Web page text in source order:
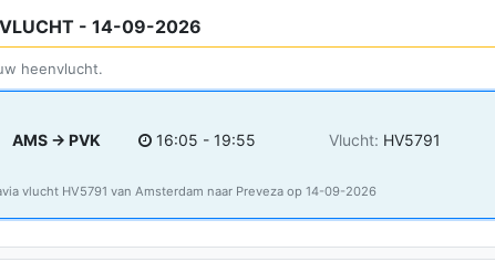
- 14-09-2026
heenvlucht.
AMS → PVK 16:05 - 19:55 Vlucht: HV5791
vlucht HV5791 van Amsterdam naar Preveza op 14-09-2026